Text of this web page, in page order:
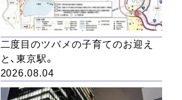
二度目のツバメの子育てのお迎え
と、東京駅。
2026.08.04